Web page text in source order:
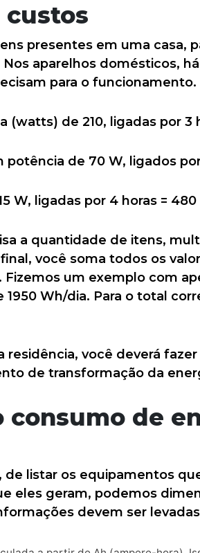
presentes em uma casa,
aparelhos domésticos,
para o
de 210, ligadas por 3
de 70 W, ligados por
W, ligadas por 4 horas =
a quantidade de itens,
você soma todos os
um exemplo com
Wh/dia. Para o total
você deverá
de transformação da
consumo de
de listar os equipamentos
eles geram, podemos
devem ser